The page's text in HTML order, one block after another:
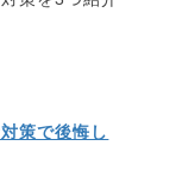
策で後悔し